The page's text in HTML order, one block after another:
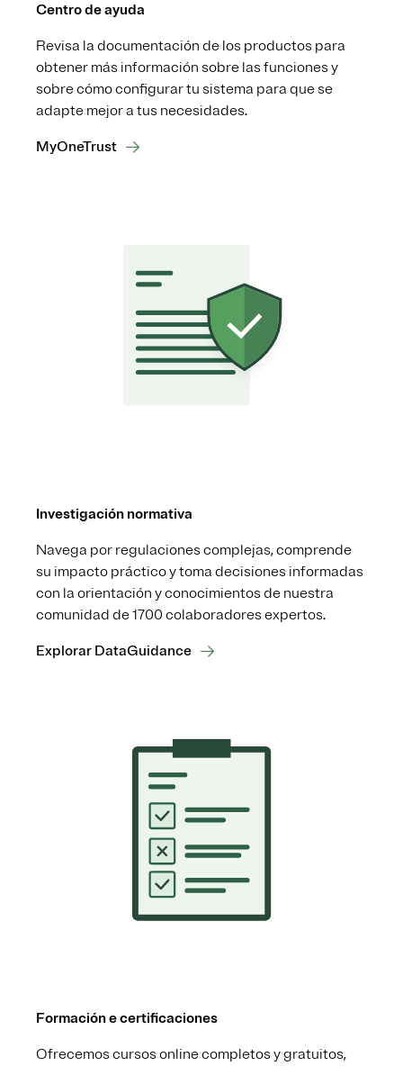
Centro de ayuda
Revisa la documentación de los productos para
obtener más información sobre las funciones y
sobre cómo configurar tu sistema para que se
adapte mejor a tus necesidades.
MyOneTrust
Investigación normativa
Navega por regulaciones complejas, comprende
su impacto práctico y toma decisiones informadas
con la orientación y conocimientos de nuestra
comunidad de 1700 colaboradores expertos.
Explorar DataGuidance
Formación e certificaciones
Ofrecemos cursos online completos y gratuitos,